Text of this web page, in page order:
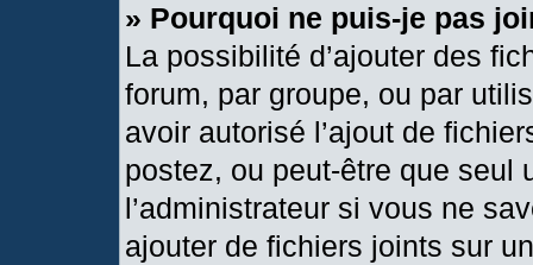
» Pourquoi ne puis-je pas
La possibilité d’ajouter des
forum, par groupe, ou par
avoir autorisé l’ajout de
postez, ou peut-être que seul
l’administrateur si vous ne
ajouter de fichiers joints sur